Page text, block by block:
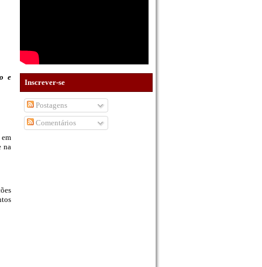
e
na
Inscrever-se
Postagens
Comentários